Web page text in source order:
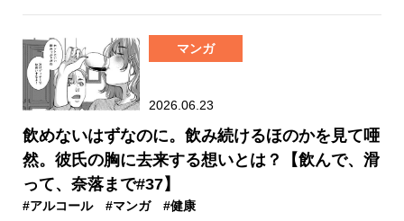
マンガ
2026.06.23
飲めないはずなのに。飲み続けるほのかを見て唖
然。彼氏の胸に去来する想いとは？【飲んで、滑
って、奈落まで#37】
#アルコール #マンガ #健康